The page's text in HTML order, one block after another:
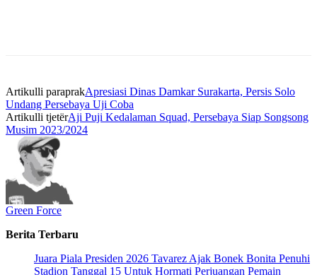
Artikulli paraprakApresiasi Dinas Damkar Surakarta, Persis Solo
Undang Persebaya Uji Coba
Artikulli tjetërAji Puji Kedalaman Squad, Persebaya Siap Songsong
Musim 2023/2024
Green Force
Berita Terbaru
Juara Piala Presiden 2026 Tavarez Ajak Bonek Bonita Penuhi
Stadion Tanggal 15 Untuk Hormati Perjuangan Pemain